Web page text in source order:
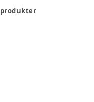
produkter